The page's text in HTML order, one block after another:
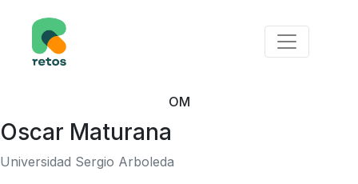
OM
Oscar Maturana
Universidad Sergio Arboleda